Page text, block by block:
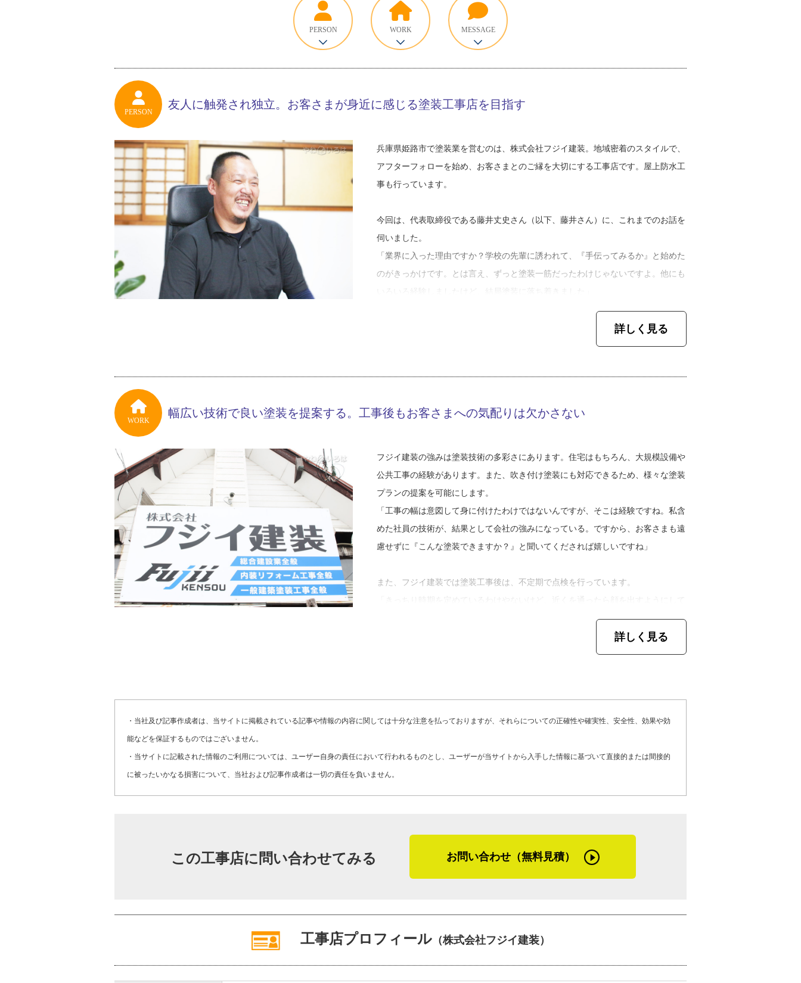
工事店番号 Y28-AZE
PERSON WORK MESSAGE
PERSON
友人に触発され独立。お客さまが身近に感じる塗装工事店を目指す
兵庫県姫路市で塗装業を営むのは、株式会社フジイ建装。地域密着のスタイルで、
アフターフォローを始め、お客さまとのご縁を大切にする工事店です。屋上防水工
事も行っています。
今回は、代表取締役である藤井丈史さん（以下、藤井さん）に、これまでのお話を
伺いました。
「業界に入った理由ですか？学校の先輩に誘われて、『手伝ってみるか』と始めた
のがきっかけです。とは言え、ずっと塗装一筋だったわけじゃないですよ。他にも
そうして塗装職人として勤めていた藤井さんですが、独立のきっかけは友人たちの
「やっぱり自分よりも、職人として先を行く友人たちに追いつきたいというのがあ
そんなフジイ建装がお客さまと接する上で大切にしているのは、お客さまが要望を
「何はともあれ打ち解けることやね。工事の疑問から他愛のない話まで、いろんな
会話を重ねて身近に感じてもらいたいですね。どんな些細なことも相談できる仲に
なれれば、塗装後に『こうしておけばよかった』なんて後悔もなくなりますよね」
詳しく見る
WORK
幅広い技術で良い塗装を提案する。工事後もお客さまへの気配りは欠かさない
フジイ建装の強みは塗装技術の多彩さにあります。住宅はもちろん、大規模設備や
公共工事の経験があります。また、吹き付け塗装にも対応できるため、様々な塗装
プランの提案を可能にします。
「工事の幅は意図して身に付けたわけではないんですが、そこは経験ですね。私含
めた社員の技術が、結果として会社の強みになっている。ですから、お客さまも遠
慮せずに『こんな塗装できますか？』と聞いてくだされば嬉しいですね」
また、フジイ建装では塗装工事後は、不定期で点検を行っています。
います。塗装工事後からが本当のお付き合いやと思っていますから」
最後に「やねいろは」をご覧になっている、塗装工事でお困りのお客さま、そして
相談いただけたらと思います。本当に良い塗装プランを提案させていただきます」
お客さまにとって身近な工事店であるために、努力を続けるフジイ建装。藤井さん
を中心に『本当良い塗装』を追い求めるフジイ建装の今後の活躍を確信できる取材
となりました。
詳しく見る
・当社及び記事作成者は、当サイトに掲載されている記事や情報の内容に関しては十分な注意を払っておりますが、それらについての正確性や確実性、安全性、効果や効
能などを保証するものではございません。
・当サイトに記載された情報のご利用については、ユーザー自身の責任において行われるものとし、ユーザーが当サイトから入手した情報に基づいて直接的または間接的
に被ったいかなる損害について、当社および記事作成者は一切の責任を負いません。
この工事店に問い合わせてみる お問い合わせ（無料見積）
工事店プロフィール（株式会社フジイ建装）